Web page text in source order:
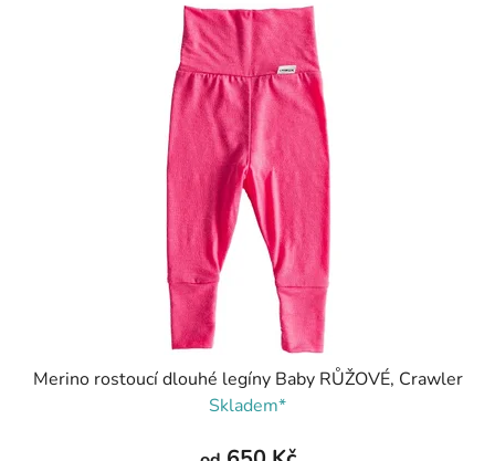
Merino rostoucí dlouhé legíny Baby RŮŽOVÉ, Crawler
Skladem*